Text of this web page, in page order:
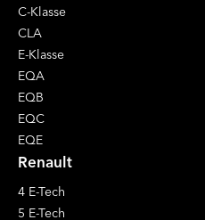
C-Klasse
CLA
E-Klasse
EQA
EQB
EQC
EQE
Renault
4 E-Tech
5 E-Tech